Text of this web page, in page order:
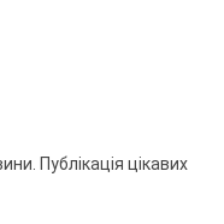
Публікація цікавих